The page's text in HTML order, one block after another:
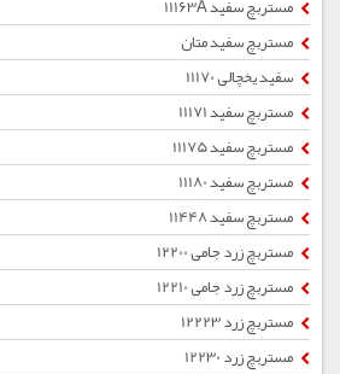
مستربچ سفید 11163A
مستربچ سفید متان
سفید یخچالی 11170
مستربچ سفید 11171
مستربچ سفید 11175
مستربچ سفید 11180
مستربچ سفید 11448
مستربچ زرد جامی 12200
مستربچ زرد جامی 12210
مستربچ زرد 12223
مستربچ زرد 12230